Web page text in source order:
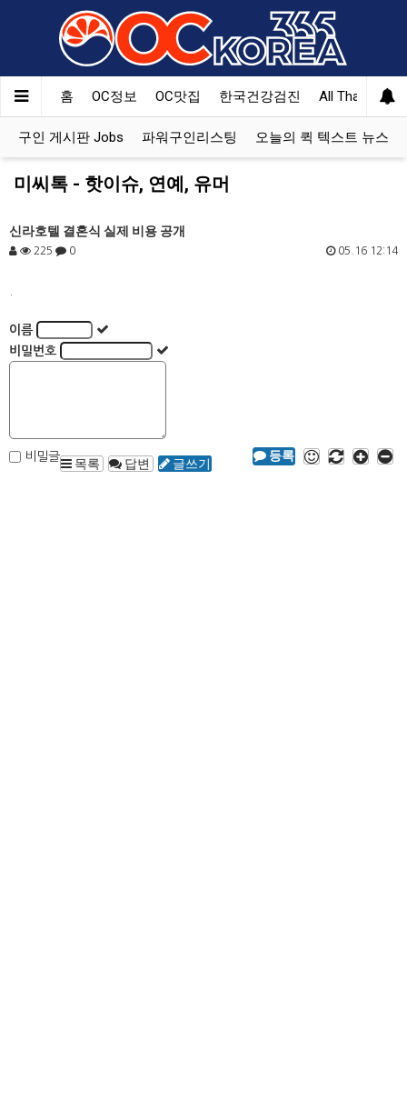
홈 OC정보 OC맛집 한국건강검진 All That Korea
구인 게시판 Jobs 파워구인리스팅 오늘의 퀵 텍스트 뉴스
미씨톡 - 핫이슈, 연예, 유머
신라호텔 결혼식 실제 비용 공개
225 0 05.16 12:14
이름
비밀번호
등록
비밀글
목록 답변 글쓰기